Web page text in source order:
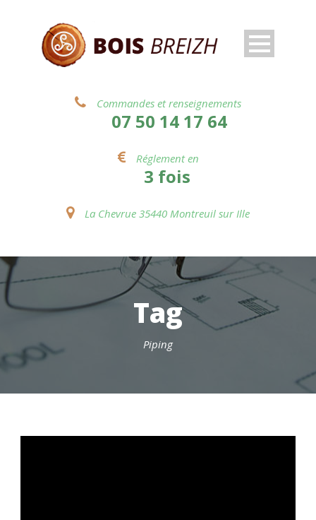
Commandes et renseignements
07 50 14 17 64
Réglement en
3 fois
La Chevrue 35440 Montreuil sur Ille
Tag
Piping